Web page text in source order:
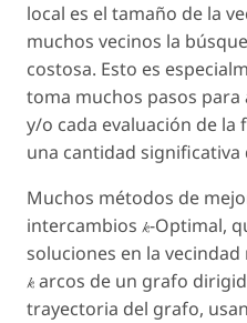
local es el tamaño de la
muchos vecinos la
costosa. Esto es
toma muchos pasos
y/o cada evaluación de
una cantidad
Muchos métodos de
intercambios -Optimal,
soluciones en la
arcos de un grafo
trayectoria del grafo,